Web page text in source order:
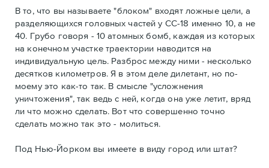
В то, что вы называете "блоком" входят ложные цели, а
разделяющихся головных частей у СС-18 именно 10, а не
40. Грубо говоря - 10 атомных бомб, каждая из которых
на конечном участке траектории наводится на
индивидуальную цель. Разброс между ними - несколько
десятков километров. Я в этом деле дилетант, но по-
моему это как-то так. В смысле "усложнения
уничтожения", так ведь с ней, когда она уже летит, вряд
ли что можно сделать. Вот что совершенно точно
сделать можно так это - молиться.
Под Нью-Йорком вы имеете в виду город или штат?